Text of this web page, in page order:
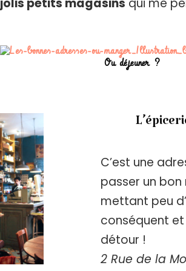
Ou déjeuner ?
C’est une
passer un
mettant peu
conséquent
détour !
2 Rue de la